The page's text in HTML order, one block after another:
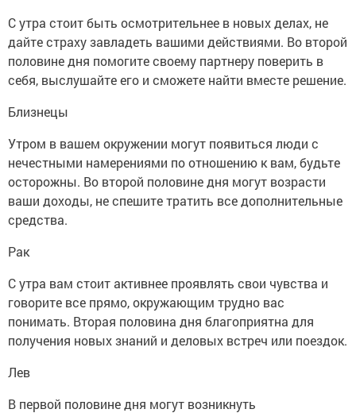
С утра стоит быть осмотрительнее в новых делах, не
дайте страху завладеть вашими действиями. Во второй
половине дня помогите своему партнеру поверить в
себя, выслушайте его и сможете найти вместе решение.
Близнецы
Утром в вашем окружении могут появиться люди с
нечестными намерениями по отношению к вам, будьте
осторожны. Во второй половине дня могут возрасти
ваши доходы, не спешите тратить все дополнительные
средства.
Рак
С утра вам стоит активнее проявлять свои чувства и
говорите все прямо, окружающим трудно вас
понимать. Вторая половина дня благоприятна для
получения новых знаний и деловых встреч или поездок.
Лев
В первой половине дня могут возникнуть